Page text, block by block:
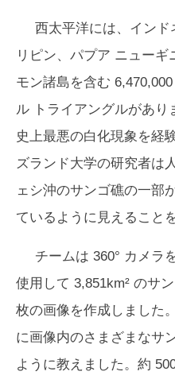
西太平洋には、インド
リピン、パプア ニューギ
モン諸島を含む
ル トライアングルがあり
史上最悪の白化現象を経
ズランド大学の研究者は
ェシ沖のサンゴ礁の一部
ているように見えること
チームは 360° カメラ
使用して 3,851km² のサ
枚の画像を作成しました
に画像内のさまざまなサ
ように教えました。約